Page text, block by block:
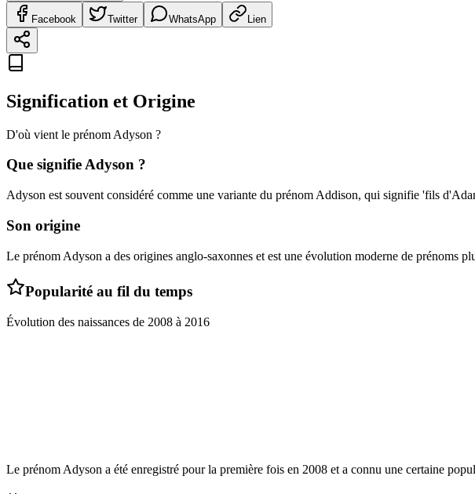
Facebook Twitter WhatsApp Lien
Signification et Origine
D'où vient le prénom Adyson ?
Que signifieAdyson ?
Adyson est souvent considéré comme une variante du prénom Addison, qui signifie 'fils
Son origine
Le prénom Adyson a des origines anglo-saxonnes et est une évolution moderne de prénoms
Popularité au fil du temps
Évolution des naissances de 2008 à 2016
Le prénom Adyson a été enregistré pour la première fois en 2008 et a connu une certaine